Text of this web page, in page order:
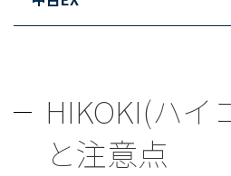
HIKOKI(ハイ
と注意点